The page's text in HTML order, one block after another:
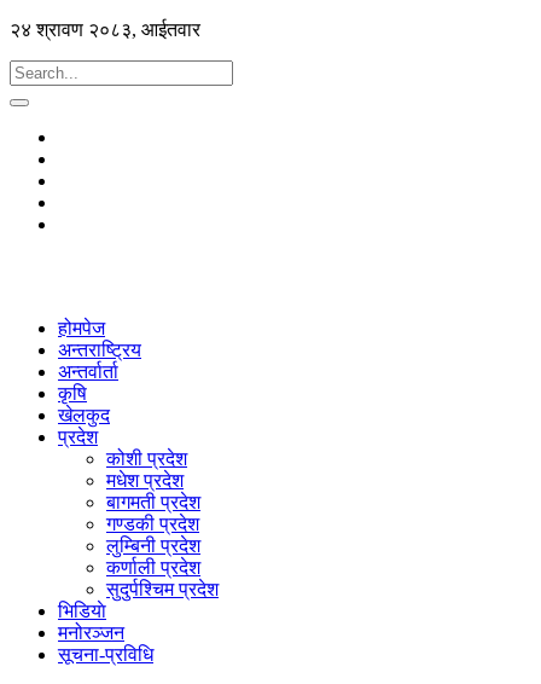
२४ श्रावण २०८३, आईतवार
होमपेज
अन्तराष्ट्रिय
अन्तर्वार्ता
कृषि
खेलकुद
प्रदेश
कोशी प्रदेश
मधेश प्रदेश
बागमती प्रदेश
गण्डकी प्रदेश
लुम्बिनी प्रदेश
कर्णाली प्रदेश
सुदुर्पश्चिम प्रदेश
भिडियाे
मनोरञ्जन
सूचना-प्रविधि